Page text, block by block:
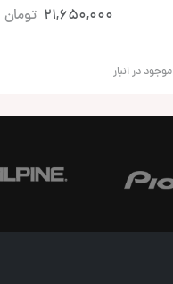
21,650,000 تومان
موجود در انبار